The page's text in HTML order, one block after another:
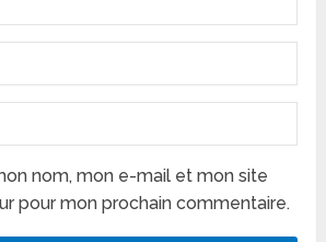
nom, mon e-mail et mon site
pour mon prochain commentaire.